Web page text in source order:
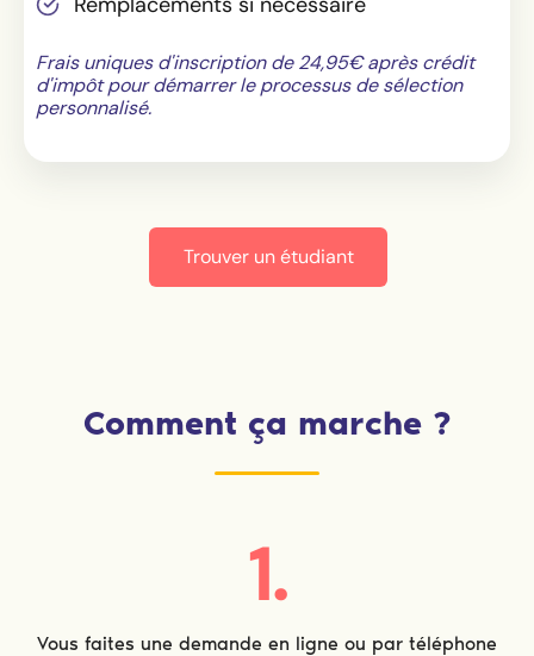
Frais uniques d'inscription de 24,95€ après crédit
d'impôt pour démarrer le processus de sélection
personnalisé.
Trouver un étudiant
Comment ça marche ?
1.
Vous faites une demande en ligne ou par téléphone